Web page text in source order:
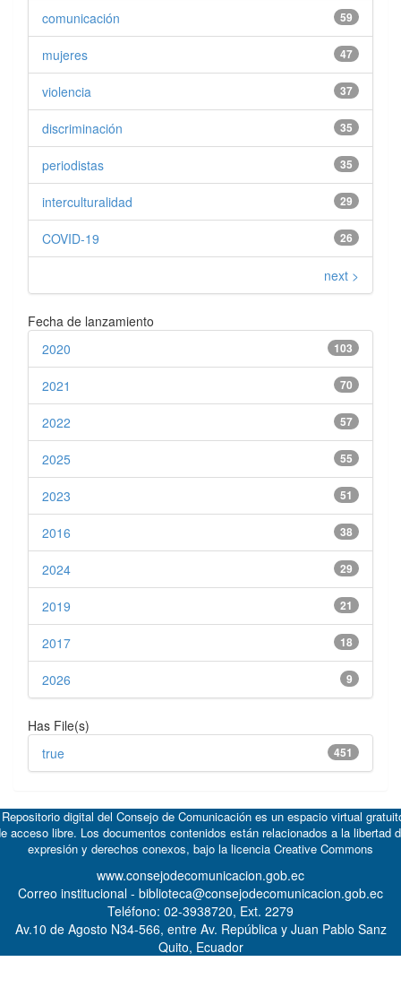
59
comunicación
47
mujeres
37
violencia
35
discriminación
35
periodistas
29
interculturalidad
26
COVID-19
next >
Fecha de lanzamiento
103
2020
70
2021
57
2022
55
2025
51
2023
38
2016
29
2024
21
2019
18
2017
9
2026
Has File(s)
451
true
digital del Consejo de Comunicación es un espacio virtual
acceso libre. Los documentos contenidos están relacionados a la libertad
expresión y derechos conexos, bajo la licencia Creative Commons
www.consejodecomunicacion.gob.ec
Correo institucional - biblioteca@consejodecomunicacion.gob.ec
Teléfono: 02-3938720, Ext. 2279
Av.10 de Agosto N34-566, entre Av. República y Juan Pablo Sanz
Quito, Ecuador